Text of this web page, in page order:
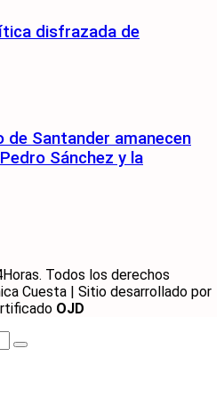
disfrazada de
de Santander amanecen
Sánchez y la
Todos los derechos
Cuesta | Sitio desarrollado por
OJD